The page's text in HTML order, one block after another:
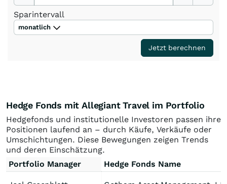
Sparintervall
monatlich
Jetzt berechnen
Hedge Fonds mit Allegiant Travel im Portfolio
Hedgefonds und institutionelle Investoren passen ihre
Positionen laufend an – durch Käufe, Verkäufe oder
Umschichtungen. Diese Bewegungen zeigen Trends
und deren Einschätzung.
Portfolio Manager
Hedge Fonds Name